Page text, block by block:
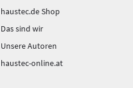
haustec.de Shop
Das sind wir
Unsere Autoren
haustec-online.at